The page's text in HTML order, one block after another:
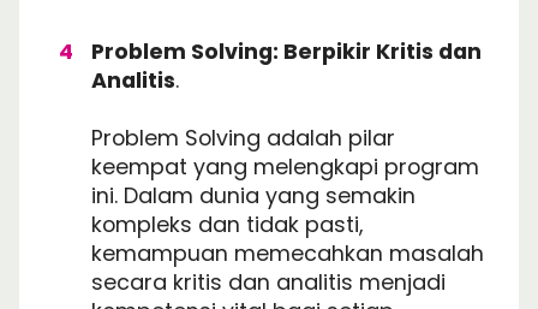
Problem Solving: Berpikir Kritis dan
Analitis.
Problem Solving adalah pilar
keempat yang melengkapi program
ini. Dalam dunia yang semakin
kompleks dan tidak pasti,
kemampuan memecahkan masalah
secara kritis dan analitis menjadi